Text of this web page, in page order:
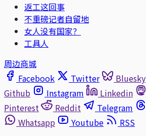
返工这回事
不重磅记者自留地
女人没有国家？
工具人
周边商城
Facebook
Twitter Bluesky
Github
Instagram Linkedin
Pinterest
Reddit Telegram
Whatsapp
Youtube
RSS